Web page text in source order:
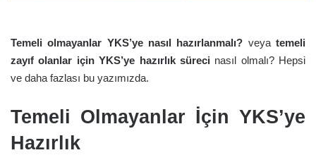
Nasıl Geliştirilir?
Temeli Zayıf Olanlar
YKS'ye Hazırlıkta Ne
Yapmalı?
Temeli olmayanlar YKS’ye nasıl hazırlanmalı? veyatemeli
zayıf olanlar için YKS’ye hazırlık süreci nasıl olmalı? Hepsi
ve daha fazlası bu yazımızda.
Temeli Olmayanlar İçin YKS’ye
Hazırlık